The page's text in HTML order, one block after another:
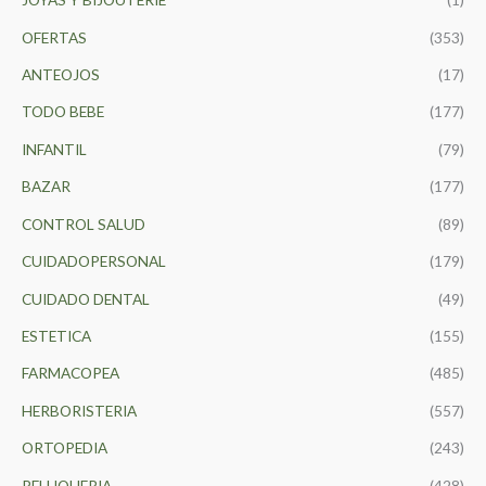
:
OFERTAS (353)
ANTEOJOS (17)
TODO BEBE (177)
INFANTIL (79)
BAZAR (177)
CONTROL SALUD (89)
CUIDADOPERSONAL (179)
CUIDADO DENTAL (49)
ESTETICA (155)
FARMACOPEA (485)
HERBORISTERIA (557)
ORTOPEDIA (243)